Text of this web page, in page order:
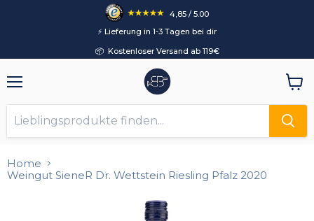
4,85 / 5.00
⚡️ Lieferung in 1-3 Tagen bei dir
📦 Kostenloser Versand ab 119€
Home
Weingut SieneR Dr. Wettstein Riesling Pfalz 2020